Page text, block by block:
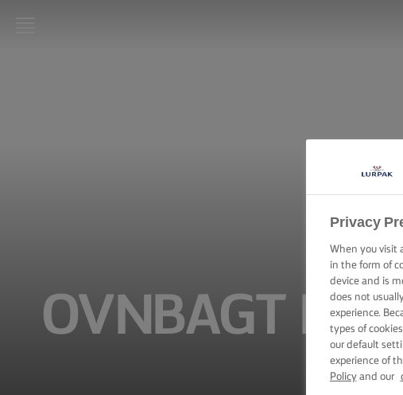
ANLEDNINGER
OVNBAGT
Privacy
When you visit
in the form of
device and is
does not
experience.
types of
our default
experience of
Policyand our